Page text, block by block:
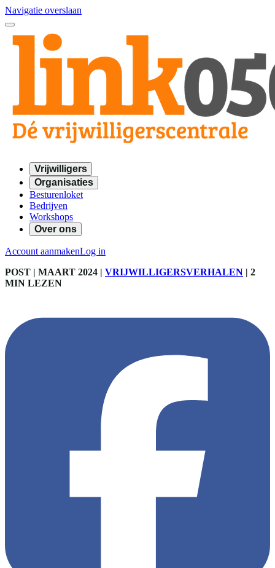
Navigatie overslaan
Vrijwilligers
Organisaties
Besturenloket
Bedrijven
Workshops
Over ons
Account aanmakenLog in
POST | MAART 2024 | VRIJWILLIGERSVERHALEN | 2
MIN LEZEN